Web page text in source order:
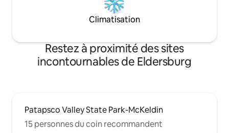
Climatisation
Restez à proximité des sites
incontournables de Eldersburg
Patapsco Valley State Park-McKeldin
15 personnes du coin recommandent